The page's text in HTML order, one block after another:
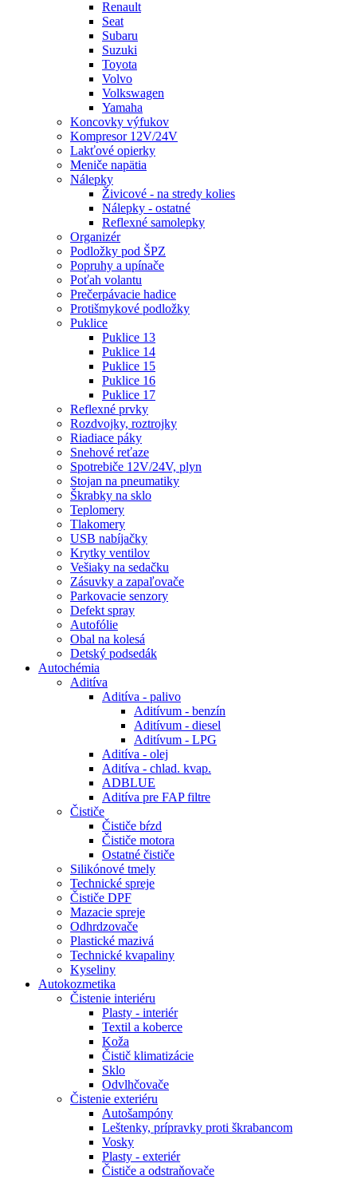
Renault
Seat
Subaru
Suzuki
Toyota
Volvo
Volkswagen
Yamaha
Koncovky výfukov
Kompresor 12V/24V
Lakťové opierky
Meniče napätia
Nálepky
Živicové - na stredy kolies
Nálepky - ostatné
Reflexné samolepky
Organizér
Podložky pod ŠPZ
Popruhy a upínače
Poťah volantu
Prečerpávacie hadice
Protišmykové podložky
Puklice
Puklice 13
Puklice 14
Puklice 15
Puklice 16
Puklice 17
Reflexné prvky
Rozdvojky, roztrojky
Riadiace páky
Snehové reťaze
Spotrebiče 12V/24V, plyn
Stojan na pneumatiky
Škrabky na sklo
Teplomery
Tlakomery
USB nabíjačky
Krytky ventilov
Vešiaky na sedačku
Zásuvky a zapaľovače
Parkovacie senzory
Defekt spray
Autofólie
Obal na kolesá
Detský podsedák
Autochémia
Aditíva
Aditíva - palivo
Aditívum - benzín
Aditívum - diesel
Aditívum - LPG
Aditíva - olej
Aditíva - chlad. kvap.
ADBLUE
Aditíva pre FAP filtre
Čističe
Čističe bŕzd
Čističe motora
Ostatné čističe
Silikónové tmely
Technické spreje
Čističe DPF
Mazacie spreje
Odhrdzovače
Plastické mazivá
Technické kvapaliny
Kyseliny
Autokozmetika
Čistenie interiéru
Plasty - interiér
Textil a koberce
Koža
Čistič klimatizácie
Sklo
Odvlhčovače
Čistenie exteriéru
Autošampóny
Leštenky, prípravky proti škrabancom
Vosky
Plasty - exteriér
Čističe a odstraňovače